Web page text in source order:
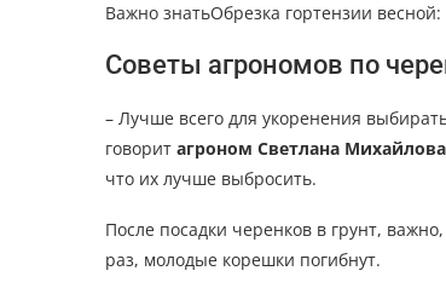
Важно знатьОбрезка гортензии
Советы агрономов по
– Лучше всего для укоренения
говорит агроном Светлана
что их лучше выбросить.
После посадки черенков в грунт,
раз, молодые корешки погибнут.